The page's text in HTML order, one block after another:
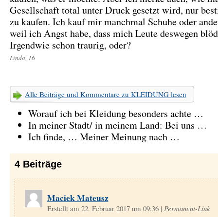
Gesellschaft total unter Druck gesetzt wird, nur
zu kaufen. Ich kauf mir manchmal Schuhe oder
weil ich Angst habe, dass mich Leute deswegen
Irgendwie schon traurig, oder?
Linda, 16
Alle Beiträge und Kommentare zu KLEIDUNG lesen
Worauf ich bei Kleidung besonders achte …
In meiner Stadt/ in meinem Land: Bei uns …
Ich finde, … Meiner Meinung nach …
4 Beiträge
Maciek Mateusz
Erstellt am 22. Februar 2017 um 09:36 | Permanent-Link